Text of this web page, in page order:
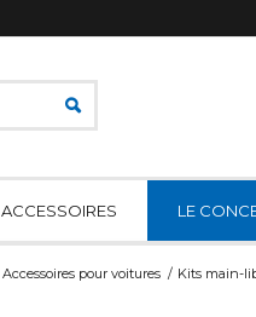
ACCESSOIRES LE
Accessoires pour voitures / Kits main-